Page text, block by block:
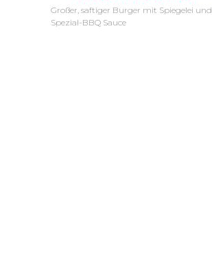
Großer, saftiger Burger mit Spiegelei und
Spezial-BBQ Sauce